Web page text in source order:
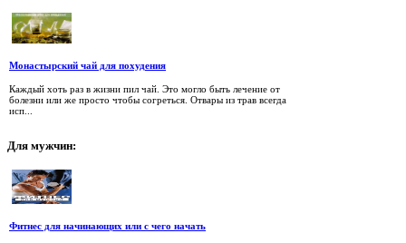
Монастырский чай для похудения
Каждый хоть раз в жизни пил чай. Это могло быть лечение от
болезни или же просто чтобы согреться. Отвары из трав всегда
исп...
Для мужчин:
Фитнес для начинающих или с чего начать